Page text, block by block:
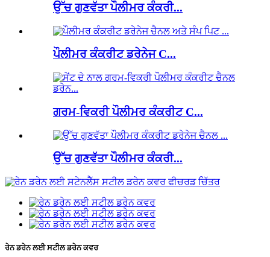
ਉੱਚ ਗੁਣਵੱਤਾ ਪੌਲੀਮਰ ਕੰਕਰੀ...
ਪੌਲੀਮਰ ਕੰਕਰੀਟ ਡਰੇਨੇਜ C...
ਗਰਮ-ਵਿਕਰੀ ਪੌਲੀਮਰ ਕੰਕਰੀਟ C...
ਉੱਚ ਗੁਣਵੱਤਾ ਪੌਲੀਮਰ ਕੰਕਰੀ...
ਰੇਨ ਡਰੇਨ ਲਈ ਸਟੀਲ ਡਰੇਨ ਕਵਰ